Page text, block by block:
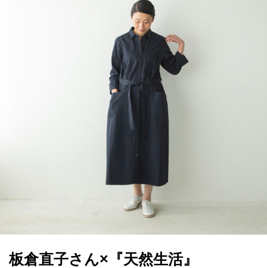
板倉直子さん×『天然生活』